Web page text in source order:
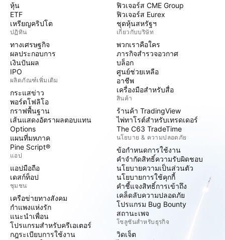
หุ้น
ETF
เหรียญคริปโต
ปฏิทิน
ทางเศรษฐกิจ
ผลประกอบการ
เงินปันผล
IPO
ผลิตภัณฑ์เพิ่มเติม
กระแสข่าว
พอร์ตโฟลิโอ
กราฟพื้นฐาน
เส้นแสดงอัตราผลตอบแทน
Options
แผนที่มหภาค
Pine Script®
แอป
แอปมือถือ
เดสก์ท็อป
ชุมชน
เครือข่ายทางสังคม
กำแพงแห่งรัก
แนะนำเพื่อน
โปรแกรมสำหรับครีเอเตอร์
กฎระเบียบการใช้งาน
ฟิวเจอร์ส CME Group
ฟิวเจอร์ส Eurex
ชุดหุ้นสหรัฐฯ
เกี่ยวกับบริษัท
พวกเราคือใคร
ภารกิจสำรวจอวกาศ
บล็อก
ศูนย์ช่วยเหลือ
อาชีพ
เครื่องมือสำหรับสื่อ
สินค้า
ร้านค้า TradingView
ไพ่ทาโรต์สำหรับเทรดเดอร์
The C63 TradeTime
นโยบาย & ความปลอดภัย
ข้อกำหนดการใช้งาน
คำจำกัดสิทธิ์ความรับผิดชอบ
นโยบายความเป็นส่วนตัว
นโยบายการใช้คุกกี้
คำชี้แจงสิทธิ์การเข้าถึง
เคล็ดลับความปลอดภัย
โปรแกรม Bug Bounty
สถานะเพจ
โซลูชันสำหรับธุรกิจ
วิดเจ็ต